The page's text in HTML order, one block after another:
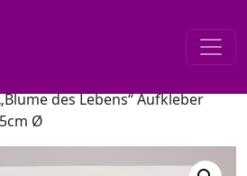
des Lebens“ Aufkleber
Ø